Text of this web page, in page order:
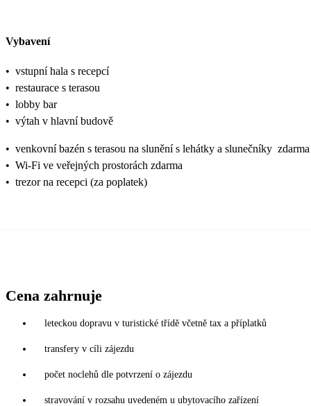
Vybavení
• vstupní hala s recepcí
• restaurace s terasou
• lobby bar
• výtah v hlavní budově
• venkovní bazén s terasou na slunění s lehátky a slunečníky zdarma
• Wi-Fi ve veřejných prostorách zdarma
• trezor na recepci (za poplatek)
Cena zahrnuje
leteckou dopravu v turistické třídě včetně tax a příplatků
transfery v cíli zájezdu
počet noclehů dle potvrzení o zájezdu
stravování v rozsahu uvedeném u ubytovacího zařízení